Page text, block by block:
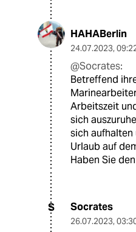
HAHABerlin
24.07.2023,
@Socrates:
Betreffend
Arbeitszeit
sich
sich aufhalten
Urlaub auf
Haben Sie
S Socrates
26.07.2023,